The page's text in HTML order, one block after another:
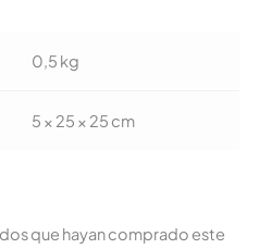
0,5 kg
5 × 25 × 25 cm
que hayan comprado este